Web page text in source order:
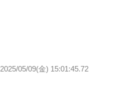
2025/05/09(金) 15:01:45.72